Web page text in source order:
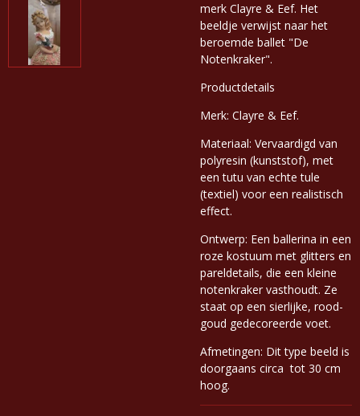
merk Clayre & Eef. Het
beeldje verwijst naar het
beroemde ballet "De
Notenkraker".
Productdetails
Merk: Clayre & Eef.
Materiaal: Vervaardigd van
polyresin (kunststof), met
een tutu van echte tule
(textiel) voor een realistisch
effect.
Ontwerp: Een ballerina in een
roze kostuum met glitters en
pareldetails, die een kleine
notenkraker vasthoudt. Ze
staat op een sierlijke, rood-
goud gedecoreerde voet.
Afmetingen: Dit type beeld is
doorgaans circa tot 30 cm
hoog.